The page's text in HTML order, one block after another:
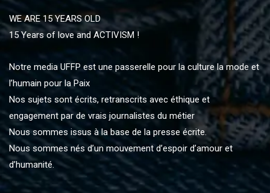
WE ARE 15 YEARS OLD
15 Years of love and ACTIVISM !
Notre media UFFP est une passerelle pour la culture la mode et
l’humain pour la Paix
Nos sujets sont écrits, retranscrits avec éthique et
engagement par de vrais journalistes du métier
Nous sommes issus à la base de la presse écrite.
Nous sommes nés d’un mouvement d’espoir d’amour et
d’humanité.